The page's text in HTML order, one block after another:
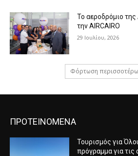
Το αεροδρόμιο
την AIRCAIRO
29 Ιουλίου, 2026
Φόρτωση
ΠΡΟΤΕΙΝΟΜΕΝΑ
Τουρισμός για
πρόγραμμα για